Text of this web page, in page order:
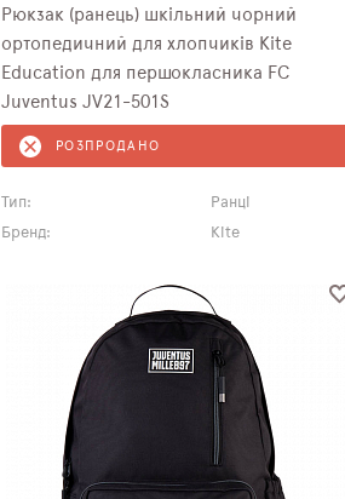
Рюкзак (ранець) шкільний чорний
ортопедичний для хлопчиків Kite
Education для першокласника FC
Juventus JV21-501S
РОЗПРОДАНО
Тип:
Ранці
Бренд:
Kite